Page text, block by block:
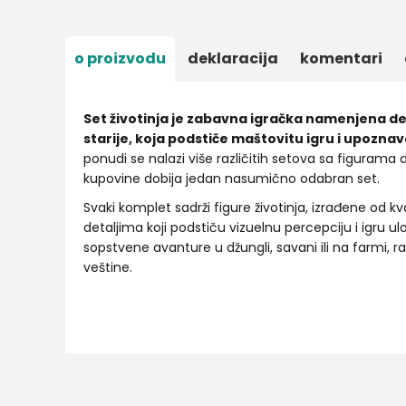
o proizvodu deklaracija komentari
Set životinja je zabavna igračka namenjena
starije, koja podstiče maštovitu igru i
ponudi se nalazi više različitih setova sa figurama
kupovine dobija jedan nasumično odabran set.
Svaki komplet sadrži figure životinja, izrađene od
detaljima koji podstiču vizuelnu percepciju i igru
sopstvene avanture u džungli, savani ili na farmi,
veštine.